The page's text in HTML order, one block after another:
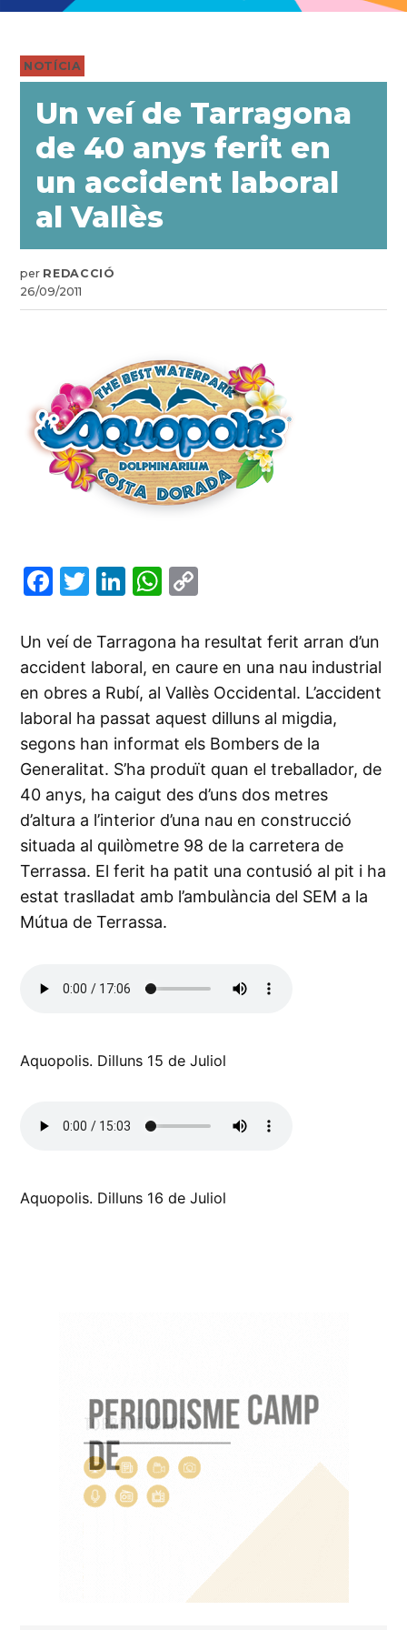
PUBLICADO
EN
NOTÍCIA
Un veí de Tarragona
de 40 anys ferit en
un accident laboral
al Vallès
per REDACCIÓ
26/09/2011
Facebook
Twitter
LinkedIn
WhatsApp
Un veí de Tarragona ha resultat ferit arran d’un
accident laboral, en caure en una nau industrial
en obres a Rubí, al Vallès Occidental. L’accident
laboral ha passat aquest dilluns al migdia,
segons han informat els Bombers de la
Generalitat. S’ha produït quan el treballador, de
40 anys, ha caigut des d’uns dos metres
d’altura a l’interior d’una nau en construcció
situada al quilòmetre 98 de la carretera de
Terrassa. El ferit ha patit una contusió al pit i ha
estat traslladat amb l’ambulància del SEM a la
Mútua de Terrassa.
Aquopolis. Dilluns 15 de Juliol
Aquopolis. Dilluns 16 de Juliol